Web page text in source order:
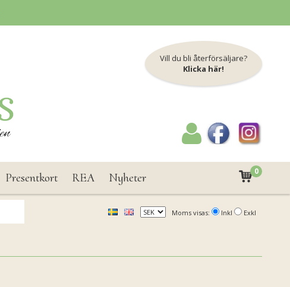
Vill du bli återförsäljare?
Klicka här!
Presentkort REA Nyheter 0
Moms visas: Inkl Exkl